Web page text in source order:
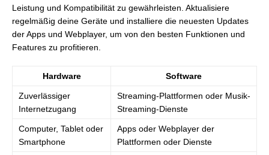
Leistung und Kompatibilität zu gewährleisten. Aktualisiere
regelmäßig deine Geräte und installiere die neuesten Updates
der Apps und Webplayer, um von den besten Funktionen und
Features zu profitieren.
Hardware Software
Zuverlässiger
Internetzugang
Streaming-Plattformen oder Musik-
Streaming-Dienste
Computer, Tablet oder
Smartphone
Apps oder Webplayer der
Plattformen oder Dienste